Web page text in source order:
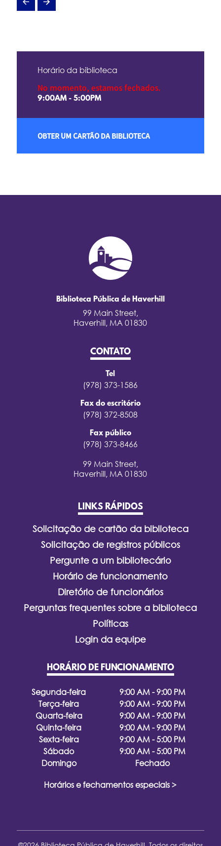
Horário da biblioteca
No momento, estamos fechados.
9:00AM - 5:00PM
OBTER UM CARTÃO DA BIBLIOTECA
Biblioteca Pública de Haverhill
99 Main Street,
Haverhill, MA 01830
CONTATO
Tel
(978) 373-1586
Fax do escritório
(978) 372-8508
Fax público
(978) 373-8466
99 Main Street,
Haverhill, MA 01830
LINKS RÁPIDOS
Solicitação de cartão da biblioteca
Solicitação de registros públicos
Pergunte a um bibliotecário
Horário de funcionamento
Diretório de funcionários
Perguntas frequentes sobre a biblioteca
Políticas
Login da equipe
HORÁRIO DE FUNCIONAMENTO
Segunda-feira
9:00 AM - 9:00 PM
Terça-feira
9:00 AM - 9:00 PM
Quarta-feira
9:00 AM - 9:00 PM
Quinta-feira
9:00 AM - 9:00 PM
Sexta-feira
9:00 AM - 5:00 PM
Sábado
9:00 AM - 5:00 PM
Domingo
Fechado
Horários e fechamentos especiais >